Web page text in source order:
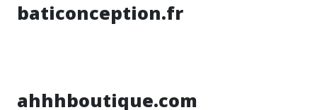
baticonception.fr
ahhhboutique.com